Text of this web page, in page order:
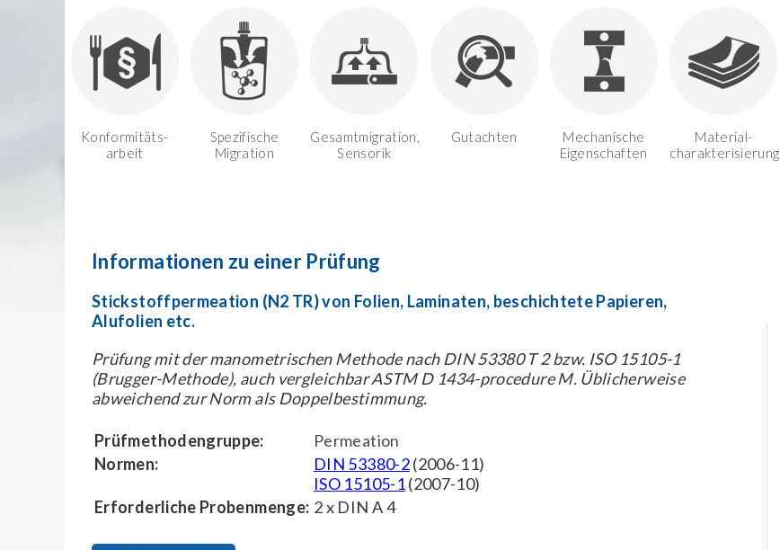
Konformitäts-
arbeit
Spezifische
Migration
Gesamtmigration,
Sensorik
Gutachten
Mechanische
Eigenschaften
Material-
charakterisierung
Informationen zu einer Prüfung
Stickstoffpermeation (N2 TR) von Folien, Laminaten, beschichtete Papieren,
Alufolien etc.
Prüfung mit der manometrischen Methode nach DIN 53380 T 2 bzw. ISO 15105-1
(Brugger-Methode), auch vergleichbar ASTM D 1434-procedure M. Üblicherweise
abweichend zur Norm als Doppelbestimmung.
Prüfmethodengruppe:
Permeation
Normen:
DIN 53380-2(2006-11)
ISO 15105-1(2007-10)
Erforderliche Probenmenge: 2 x DIN A 4